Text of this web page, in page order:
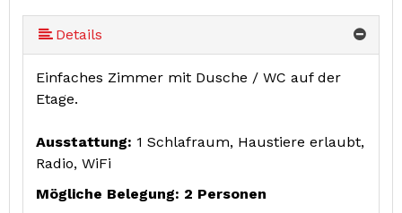
Details
Einfaches Zimmer mit Dusche / WC auf der
Etage.
Ausstattung: 1 Schlafraum, Haustiere erlaubt,
Radio, WiFi
Mögliche Belegung: 2 Personen